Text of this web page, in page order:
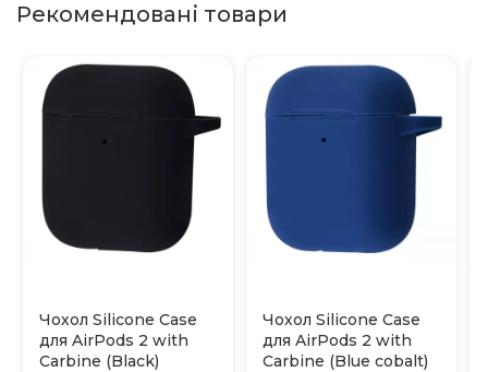
Рекомендовані товари
Чохол Silicone Case
для AirPods 2 with
Carbine (Black)
Чохол Silicone Case
для AirPods 2 with
Carbine (Blue cobalt)